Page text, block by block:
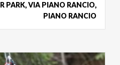
PARK, VIA PIANO RANCIO,
PIANO RANCIO